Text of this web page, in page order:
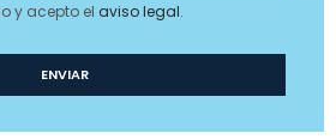
y acepto el aviso legal.